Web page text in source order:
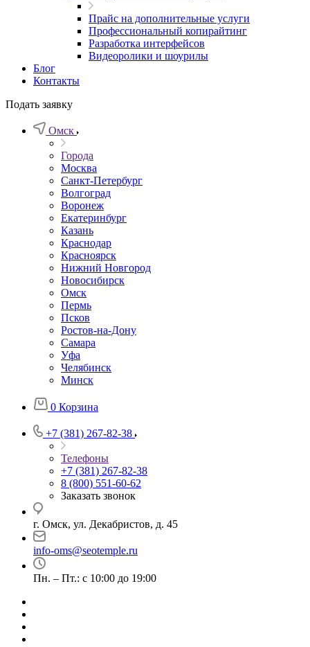
Прайс на дополнительные услуги
Профессиональный копирайтинг
Разработка интерфейсов
Видеоролики и шоурилы
Блог
Контакты
Подать заявку
Омск
Города
Москва
Санкт-Петербург
Волгоград
Воронеж
Екатеринбург
Казань
Краснодар
Красноярск
Нижний Новгород
Новосибирск
Омск
Пермь
Псков
Ростов-на-Дону
Самара
Уфа
Челябинск
Минск
0 Корзина
+7 (381) 267-82-38
Телефоны
+7 (381) 267-82-38
8 (800) 551-60-62
Заказать звонок
г. Омск, ул. Декабристов, д. 45
info-oms@seotemple.ru
Пн. – Пт.: с 10:00 до 19:00